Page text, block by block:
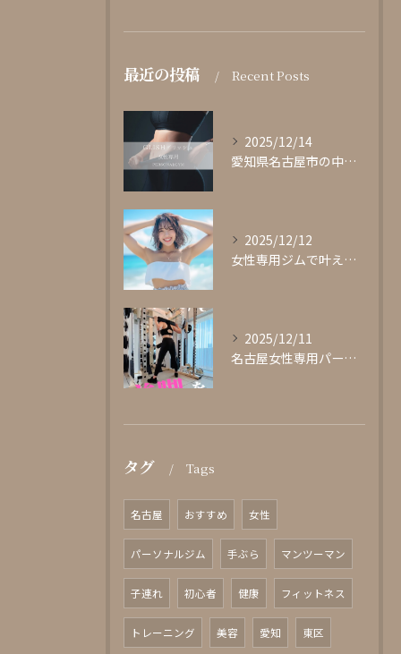
最近の投稿 Recent Posts
2025/12/14
愛知県名古屋市の中心部に位置する女性専用パーソナルジムgli...
2025/12/12
女性専用ジムで叶える理想の体型作り
2025/12/11
名古屋女性専用パーソナルジムglishグリッシュ
タグ Tags
名古屋 おすすめ 女性
パーソナルジム 手ぶら マンツーマン
子連れ 初心者 健康 フィットネス
トレーニング 美容 愛知 東区